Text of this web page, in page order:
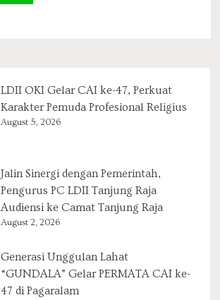
LDII OKI Gelar CAI ke-47, Perkuat
Karakter Pemuda Profesional Religius
August 5, 2026
Jalin Sinergi dengan Pemerintah,
Pengurus PC LDII Tanjung Raja
Audiensi ke Camat Tanjung Raja
August 2, 2026
Generasi Unggulan Lahat
“GUNDALA” Gelar PERMATA CAI ke-
47 di Pagaralam